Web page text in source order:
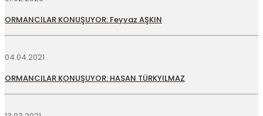
ORMANCILAR KONUŞUYOR: Feyyaz AŞKIN
04.04.2021
ORMANCILAR KONUŞUYOR: HASAN TÜRKYILMAZ